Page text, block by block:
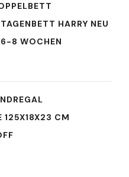
HARRY NEU
8 WOCHEN
125X18X23 CM